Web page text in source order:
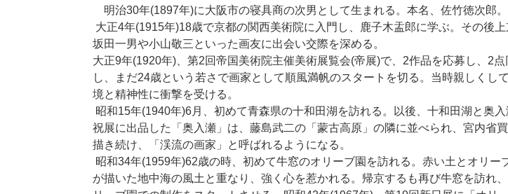
明治30年(1897年)に大阪市の寝具商の次男として生まれる。本名、佐竹徳次郎。
大正4年(1915年)18歳で京都の関西美術院に入門し、鹿子木盂郎に学ぶ。その後
坂田一男や小山敬三といった画友に出会い交際を深める。
大正9年(1920年)、第2回帝国美術院主催美術展覧会(帝展)で、2作品を応募し、2
し、まだ24歳という若さで画家として順風満帆のスタートを切る。当時親しく
境と精神性に衝撃を受ける。
昭和15年(1940年)6月、初めて青森県の十和田湖を訪れる。以後、十和田湖と奥
祝展に出品した「奥入瀬」は、藤島武二の「蒙古高原」の隣に並べられ、宮内省
描き続け、「渓流の画家」と呼ばれるようになる。
昭和34年(1959年)62歳の時、初めて牛窓のオリーブ園を訪れる。赤い土とオリ
が描いた地中海の風土と重なり、強く心を惹かれる。帰京するも再び牛窓を訪れ